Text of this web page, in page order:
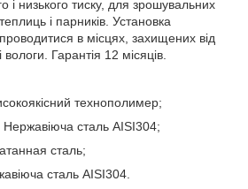
і низького тиску, для зрошувальних
і парників. Установка
в місцях, захищених від
Гарантія 12 місяців.
технополимер;
сталь AISI304;
сталь;
сталь AISI304.